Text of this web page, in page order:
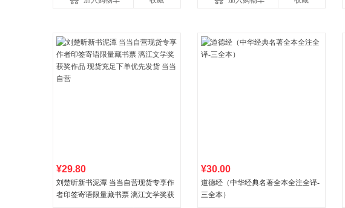
养好品质，发现快
比你听说的还要
¥29.80
刘楚昕新书泥潭 当当自营现货专享作
者印签寄语限量藏书票 漓江文学奖获
¥30.00
道德经（中华经典名著全本全注全译-
三全本）